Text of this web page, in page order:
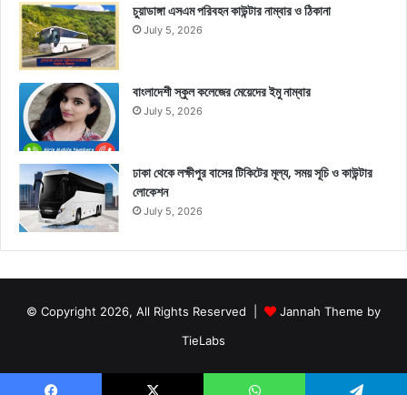
চুয়াডাঙ্গা এসএম পরিবহন কাউন্টার নাম্বার ও ঠিকানা
July 5, 2026
বাংলাদেশী স্কুল কলেজের মেয়েদের ইমু নাম্বার
July 5, 2026
ঢাকা থেকে লক্ষীপুর বাসের টিকিটের মূল্য, সময় সূচি ও কাউন্টার
লোকেশন
July 5, 2026
© Copyright 2026, All Rights Reserved |
Jannah Theme by
TieLabs